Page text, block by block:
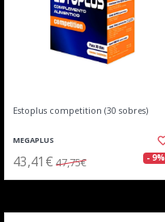
Estoplus competition (30 sobres)
MEGAPLUS
43,41€ 47,75€ - 9%